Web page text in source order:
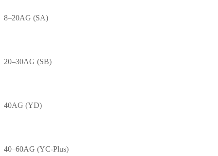
8–20AG (SA)
20–30AG (SB)
40AG (YD)
40–60AG (YC-Plus)